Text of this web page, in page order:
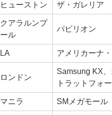
ヒューストン ザ・ガレリア
クアラルンプ
ール
パビリオン
LA アメリカーナ
ロンドン
Samsung KX
トラットフォ
マニラ SMメガモール